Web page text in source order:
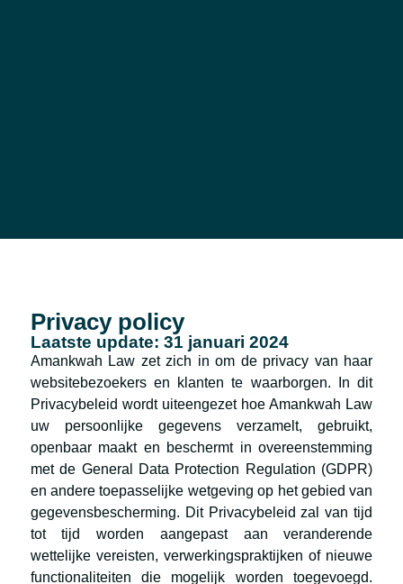
Privacy policy
Laatste update: 31 januari 2024
Amankwah Law zet zich in om de privacy van haar
websitebezoekers en klanten te waarborgen. In dit
Privacybeleid wordt uiteengezet hoe Amankwah Law
uw persoonlijke gegevens verzamelt, gebruikt,
openbaar maakt en beschermt in overeenstemming
met de General Data Protection Regulation (GDPR)
en andere toepasselijke wetgeving op het gebied van
gegevensbescherming. Dit Privacybeleid zal van tijd
tot tijd worden aangepast aan veranderende
wettelijke vereisten, verwerkingspraktijken of nieuwe
functionaliteiten die mogelijk worden toegevoegd.